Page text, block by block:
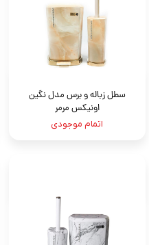
سطل زباله و برس مدل نگين
اونيكس مرمر
اتمام موجودی